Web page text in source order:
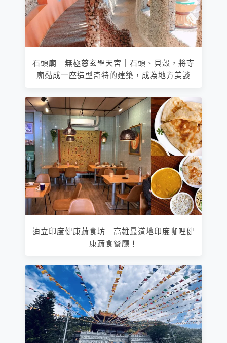
石頭廟—無極慈玄聖天宮｜石頭、貝殼，將寺
廟黏成一座造型奇特的建築，成為地方美談
迪立印度健康蔬食坊｜高雄最道地印度咖哩健
康蔬食餐廳！